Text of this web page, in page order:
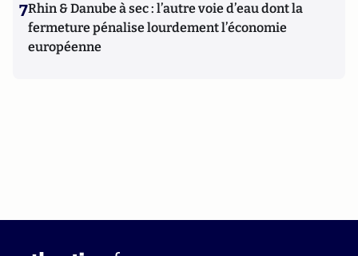
7Rhin & Danube à sec : l’autre voie d’eau dont la
fermeture pénalise lourdement l’économie
européenne